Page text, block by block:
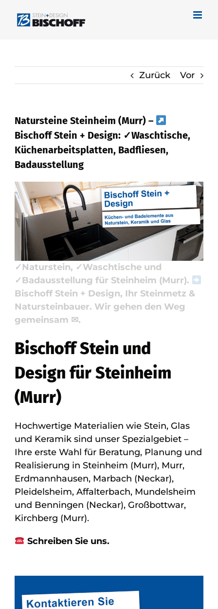
Inhalt
Zurück Vor
Natursteine Steinheim (Murr) –
Bischoff Stein + Design: ✓Waschtische,
Küchenarbeitsplatten, Badfliesen,
Badausstellung
Mehr erfahren über Naturstein für
Steinheim (Murr) bei
Bischoff Stein +
Design und ✓Waschtische, Badfliese,
Küchenarbeitsplatte, Badausstellung.
Ihre Suche endet hier:
✓Küchenarbeitsplatte, ✓Badfliese,
✓Naturstein, ✓Waschtische und
✓Badausstellung für Steinheim (Murr).
Bischoff Stein + Design, Ihr Steinmetz &
Natursteinbauer. Wir gehen den Weg
gemeinsam ✉.
Bischoff Stein und
Design für Steinheim
(Murr)
Hochwertige Materialien wie Stein, Glas
und Keramik sind unser Spezialgebiet –
Ihre erste Wahl für Beratung, Planung und
Realisierung in Steinheim (Murr), Murr,
Erdmannhausen, Marbach (Neckar),
Pleidelsheim, Affalterbach, Mundelsheim
und Benningen (Neckar), Großbottwar,
Kirchberg (Murr).
Schreiben Sie uns.